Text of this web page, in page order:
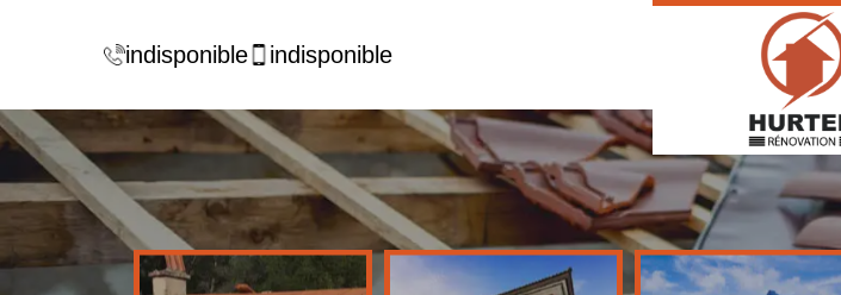
indisponible indisponible